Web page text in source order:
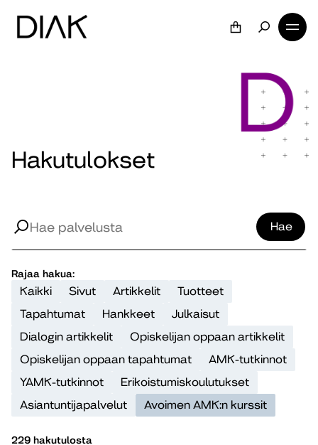
Hakutulokset
Hae
Rajaa hakua:
Kaikki Sivut Artikkelit
Tuotteet
Tapahtumat
Hankkeet
Julkaisut
Dialogin artikkelit
Opiskelijan oppaan artikkelit
Opiskelijan oppaan tapahtumat
AMK-tutkinnot
YAMK-tutkinnot
Erikoistumiskoulutukset
Asiantuntijapalvelut
Avoimen AMK:n kurssit
229 hakutulosta